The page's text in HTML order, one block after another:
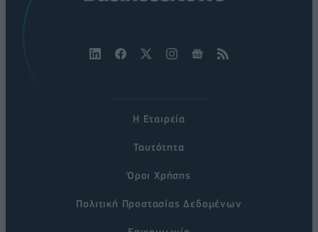
Η Εταιρεία
Ταυτότητα
Όροι Χρήσης
Πολιτική Προστασίας Δεδομένων